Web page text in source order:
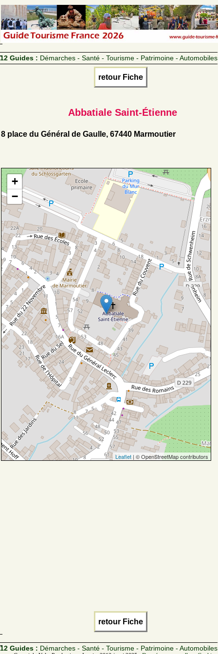
12 Guides : Démarches - Santé - Tourisme - Patrimoine - Automobiles
retour Fiche
Abbatiale Saint-Étienne
8 place du Général de Gaulle, 67440 Marmoutier
+
−
Leaflet | © OpenStreetMap contributors
retour Fiche
12 Guides : Démarches - Santé - Tourisme - Patrimoine - Automobiles